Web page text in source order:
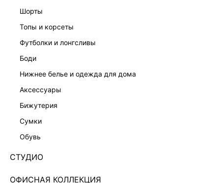
шорты
топы и корсеты
футболки и лонгсливы
боди
нижнее белье и одежда для дома
аксессуары
бижутерия
сумки
обувь
СТУДИО
ОФИСНАЯ КОЛЛЕКЦИЯ
ЭКСКЛЮЗИВНО ОНЛАЙН
ПРЯМЫЕ ДЖИНСЫ 5254451736-60
Нет в наличии
ЦВЕТ:БЕЛЫЙ